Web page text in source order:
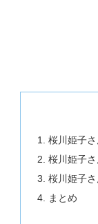
桜川姫子
桜川姫子
桜川姫子
まとめ